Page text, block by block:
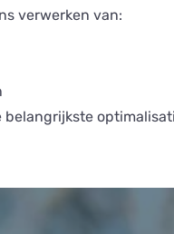
verwerken van: